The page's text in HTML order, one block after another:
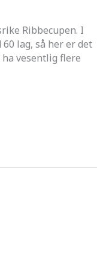
Ribbecupen. I
lag, så her er det
vesentlig flere